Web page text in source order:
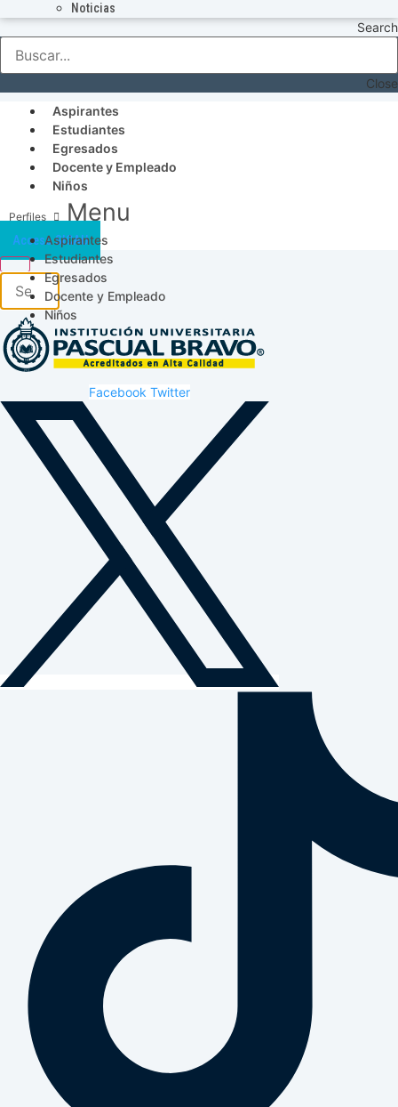
Noticias
Search
Close
Aspirantes
Estudiantes
Egresados
Docente y Empleado
Niños
Menu
Aspirantes
Estudiantes
Egresados
Docente y Empleado
Niños
Acceso SICAU
Facebook Twitter